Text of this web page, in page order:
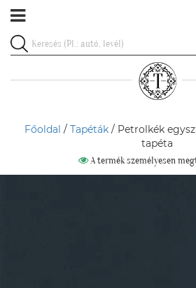
Főoldal / Tapéták / Petrolkék
tapéta
A termék személyesen